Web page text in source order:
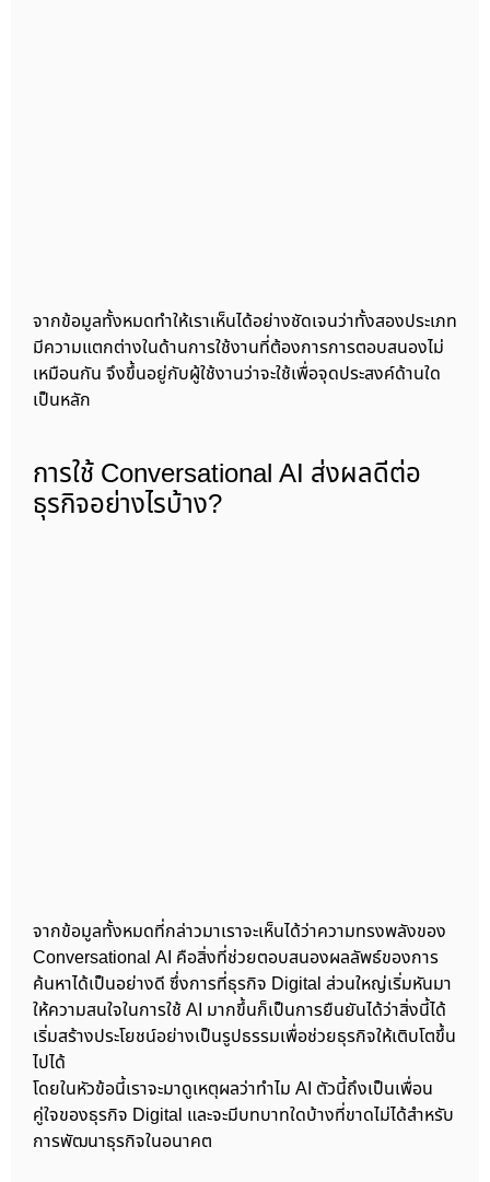
จากข้อมูลทั้งหมดทำให้เราเห็นได้อย่างชัดเจนว่าทั้งสองประเภท
มีความแตกต่างในด้านการใช้งานที่ต้องการการตอบสนองไม่
เหมือนกัน จึงขึ้นอยู่กับผู้ใช้งานว่าจะใช้เพื่อจุดประสงค์ด้านใด
เป็นหลัก
การใช้ Conversational AI ส่งผลดีต่อ
ธุรกิจอย่างไรบ้าง?
จากข้อมูลทั้งหมดที่กล่าวมาเราจะเห็นได้ว่าความทรงพลังของ
Conversational AI คือสิ่งที่ช่วยตอบสนองผลลัพธ์ของการ
ค้นหาได้เป็นอย่างดี ซึ่งการที่ธุรกิจ Digital ส่วนใหญ่เริ่มหันมา
ให้ความสนใจในการใช้ AI มากขึ้นก็เป็นการยืนยันได้ว่าสิ่งนี้ได้
เริ่มสร้างประโยชน์อย่างเป็นรูปธรรมเพื่อช่วยธุรกิจให้เติบโตขึ้น
ไปได้
โดยในหัวข้อนี้เราจะมาดูเหตุผลว่าทำไม AI ตัวนี้ถึงเป็นเพื่อน
คู่ใจของธุรกิจ Digital และจะมีบทบาทใดบ้างที่ขาดไม่ได้สำหรับ
การพัฒนาธุรกิจในอนาคต